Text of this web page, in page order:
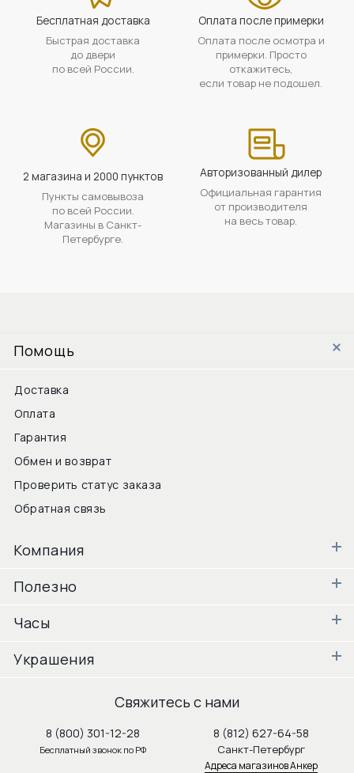
Бесплатная доставка
Быстрая доставка
до двери
по всей России.
Оплата после примерки
Оплата после осмотра и
примерки. Просто
откажитесь,
если товар не подошел.
2 магазина и 2000 пунктов
Пункты самовывоза
по всей России.
Магазины в Санкт-
Петербурге.
Авторизованный дилер
Официальная гарантия
от производителя
на весь товар.
Помощь
Доставка
Оплата
Гарантия
Обмен и возврат
Проверить статус заказа
Обратная связь
Компания
Полезно
Часы
Украшения
Свяжитесь с нами
8 (800) 301-12-28
Бесплатный звонок по РФ
8 (812) 627-64-58
Санкт-Петербург
Адреса магазинов Анкер